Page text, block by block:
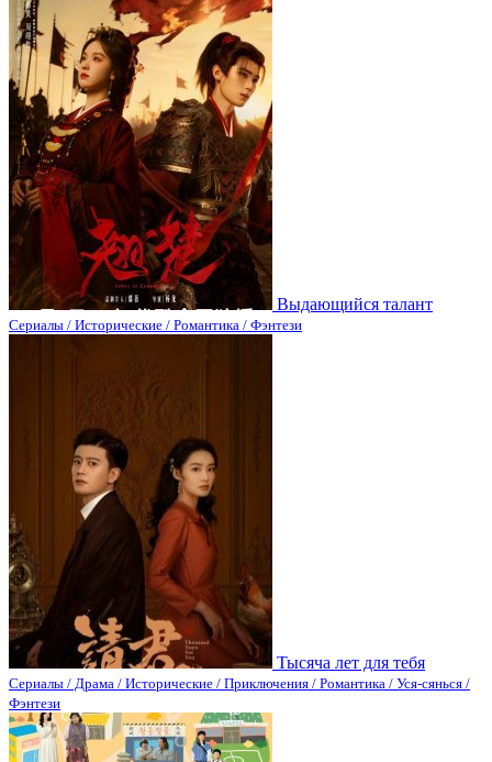
Выдающийся талант
Сериалы / Исторические / Романтика / Фэнтези
Тысяча лет для тебя
Сериалы / Драма / Исторические / Приключения / Романтика / Уся-сянься /
Фэнтези